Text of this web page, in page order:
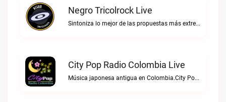
Negro Tricolrock Live
Sintoniza lo mejor de las propuestas más extremas y virtuosas del metal colombianoNegro Tricolrock live
City Pop Radio Colombia Live
Música japonesa antigua en Colombia.City Pop Radio Colombia live